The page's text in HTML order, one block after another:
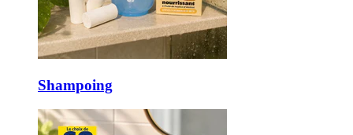
Shampoing